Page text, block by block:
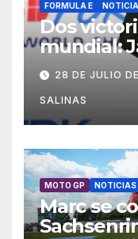
FORMULA E
Dos
mundial:
28 DE JULIO
SALINAS
MOTO GP NOTICIAS
Marc se